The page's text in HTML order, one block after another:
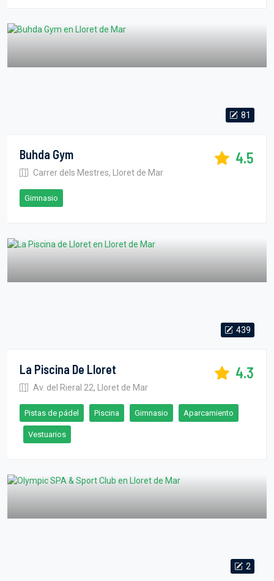
81
Buhda Gym
Carrer dels Mestres, Lloret de Mar
4.5
Gimnasio
439
La Piscina De Lloret
Av. del Rieral 22, Lloret de Mar
4.3
Pistas de pádel Piscina Gimnasio Aparcamiento
Vestuarios
2